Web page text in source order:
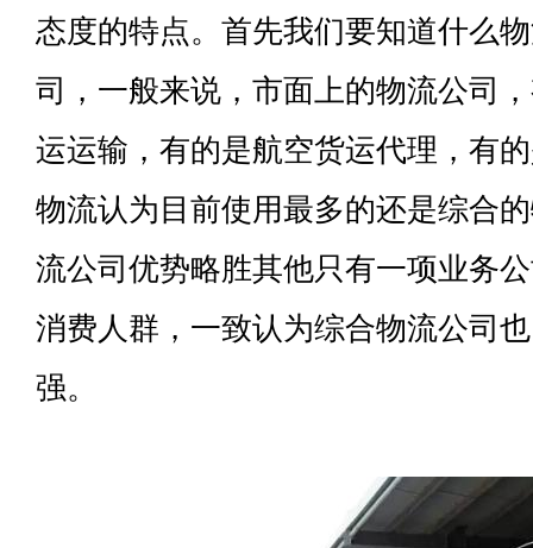
态度的特点。首先我们要知道什么
司，一般来说，市面上的物流公司
运运输，有的是航空货运代理，有
物流认为目前使用最多的还是综合
流公司优势略胜其他只有一项业务
消费人群，一致认为综合物流公司
强。